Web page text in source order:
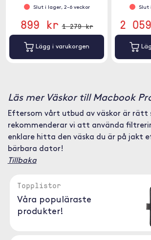
Slut i lager, 2-6 veckor
899 kr 1 279 kr
Lägg i varukorgen
Slut
2
Läs mer Väskor till Macbook
Eftersom vårt utbud av väskor är rätt
rekommenderar vi att använda
enklare hitta den väska du är på jakt
bärbara dator!
Tillbaka
Topplistor
Våra populäraste
produkter!